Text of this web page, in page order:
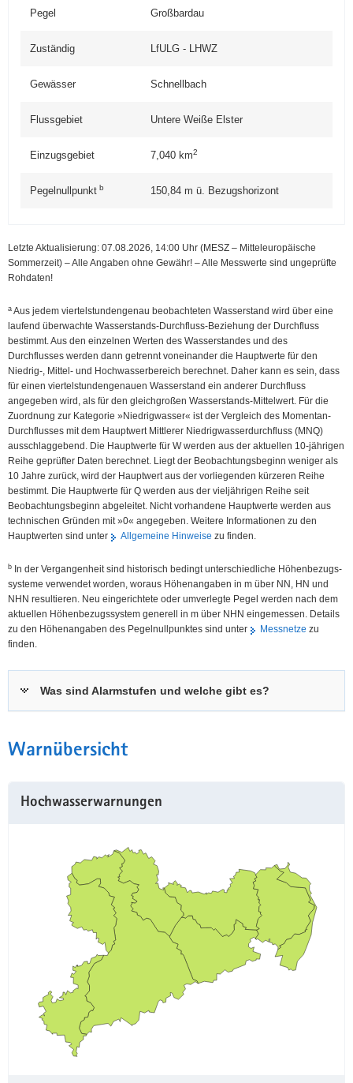
Pegel Großbardau
Zuständig LfULG - LHWZ
Gewässer Schnellbach
Flussgebiet Untere Weiße Elster
Einzugsgebiet 7,040 km2
Pegelnullpunkt b 150,84 m ü. Bezugshorizont
Letzte Aktualisierung: 07.08.2026, 14:00 Uhr (MESZ – Mitteleuropäische
Sommerzeit) –Alle Angaben ohne Gewähr! – Alle Messwerte sind ungeprüfte
Rohdaten!
a Aus jedem viertelstundengenau beobachteten Wasserstand wird über eine
laufend überwachte Wasserstands-Durchfluss-Beziehung der Durchfluss
bestimmt. Aus den einzelnen Werten des Wasserstandes und des
Durchflusses werden dann getrennt voneinander die Hauptwerte für den
Niedrig-, Mittel- und Hochwasserbereich berechnet. Daher kann es sein, dass
für einen viertelstundengenauen Wasserstand ein anderer Durchfluss
angegeben wird, als für den gleichgroßen Wasserstands-Mittelwert. Für die
Zuordnung zur Kategorie »Niedrigwasser« ist der Vergleich des Momentan-
Durchflusses mit dem Hauptwert Mittlerer Niedrig­wasser­durchfluss (MNQ)
ausschlaggebend. Die Hauptwerte für W werden aus der aktuellen 10-jährigen
Reihe geprüfter Daten berechnet. Liegt der Beobachtungsbeginn weniger als
10 Jahre zurück, wird der Hauptwert aus der vorliegenden kürzeren Reihe
bestimmt. Die Hauptwerte für Q werden aus der vieljährigen Reihe seit
Beobachtungsbeginn abgeleitet. Nicht vorhandene Hauptwerte werden aus
technischen Gründen mit »0« angegeben. Weitere Informationen zu den
Hauptwerten sind unter
Allgemeine Hinweise zu finden.
b In der Vergangenheit sind historisch bedingt unterschiedliche Höhen­bezugs­
systeme verwendet worden, woraus Höhen­angaben in m über NN, HN und
NHN resultieren. Neu eingerichtete oder umverlegte Pegel werden nach dem
aktuellen Höhen­bezugs­system generell in m über NHN eingemessen. Details
zu den Höhenangaben des Pegel­nullpunktes sind unter
Messnetze zu
finden.
Was sind Alarmstufen und welche gibt es?
Warnübersicht
Hochwasserwarnungen